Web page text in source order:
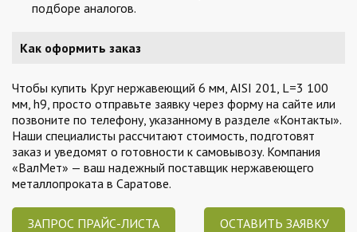
подборе аналогов.
Как оформить заказ
Чтобы купить Круг нержавеющий 6 мм, AISI 201, L=3 100
мм, h9, просто отправьте заявку через форму на сайте или
позвоните по телефону, указанному в разделе «Контакты».
Наши специалисты рассчитают стоимость, подготовят
заказ и уведомят о готовности к самовывозу. Компания
«ВалМет» — ваш надежный поставщик нержавеющего
металлопроката в Саратове.
ЗАПРОС ПРАЙС-ЛИСТА ОСТАВИТЬ ЗАЯВКУ